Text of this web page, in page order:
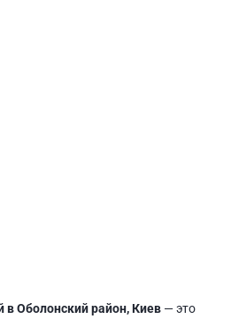
Оболонский район, Киев — это